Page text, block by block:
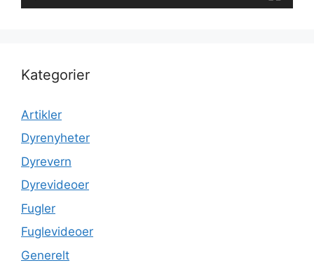
Kategorier
Artikler
Dyrenyheter
Dyrevern
Dyrevideoer
Fugler
Fuglevideoer
Generelt